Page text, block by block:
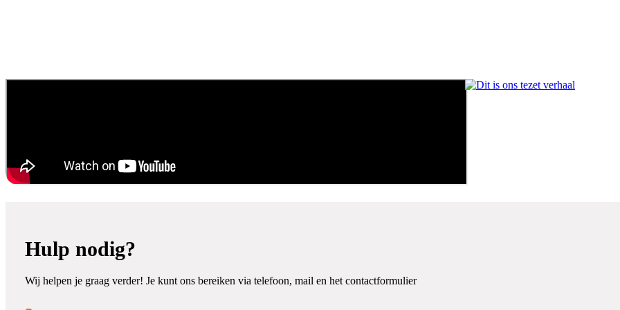
Hulp nodig?
Wij helpen je graag verder! Je kunt ons bereiken via telefoon, mail en het contactformulier